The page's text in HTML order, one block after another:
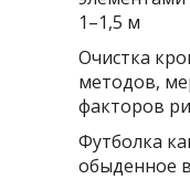
1–1,5 м
Очистка
методов,
факторов
Футболка
обыденное